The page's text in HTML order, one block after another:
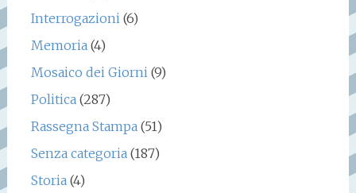
Interrogazioni(6)
Memoria(4)
Mosaico dei Giorni(9)
Politica(287)
Rassegna Stampa(51)
Senza categoria(187)
Storia(4)